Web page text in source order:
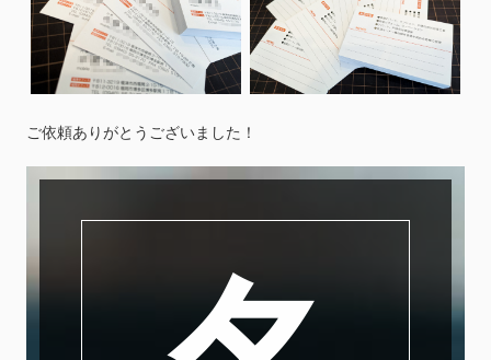
ご依頼ありがとうございました！